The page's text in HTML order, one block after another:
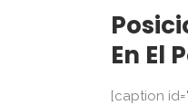
En El
[caption